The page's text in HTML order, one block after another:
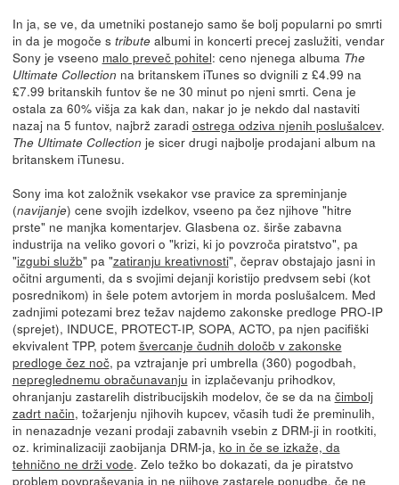
In ja, se ve, da umetniki postanejo samo še bolj popularni po smrti
in da je mogoče s tributealbumi in koncerti precej zaslužiti, vendar
Sony je vseeno malo preveč pohitel: ceno njenega albuma The
Ultimate Collection na britanskem iTunes so dvignili z £4.99 na
£7.99 britanskih funtov še ne 30 minut po njeni smrti. Cena je
ostala za 60% višja za kak dan, nakar jo je nekdo dal nastaviti
nazaj na 5 funtov, najbrž zaradi ostrega odziva njenih poslušalcev.
The Ultimate Collection je sicer drugi najbolje prodajani album na
britanskem iTunesu.
Sony ima kot založnik vsekakor vse pravice za spreminjanje
(navijanje) cene svojih izdelkov, vseeno pa čez njihove "hitre
prste" ne manjka komentarjev. Glasbena oz. širše zabavna
industrija na veliko govori o "krizi, ki jo povzroča piratstvo", pa
"izgubi služb" pa "zatiranju kreativnosti", čeprav obstajajo jasni in
očitni argumenti, da s svojimi dejanji koristijo predvsem sebi (kot
posrednikom) in šele potem avtorjem in morda poslušalcem. Med
zadnjimi potezami brez težav najdemo zakonske predloge PRO-IP
(sprejet), INDUCE, PROTECT-IP, SOPA, ACTO, pa njen pacifiški
ekvivalent TPP, potem švercanje čudnih določb v zakonske
predloge čez noč, pa vztrajanje pri umbrella (360) pogodbah,
nepreglednemu obračunavanju in izplačevanju prihodkov,
ohranjanju zastarelih distribucijskih modelov, če se da na čimbolj
zadrt način, tožarjenju njihovih kupcev, včasih tudi že preminulih,
in nenazadnje vezani prodaji zabavnih vsebin z DRM-ji in rootkiti,
oz. kriminalizaciji zaobijanja DRM-ja, ko in če se izkaže, da
tehnično ne drži vode. Zelo težko bo dokazati, da je piratstvo
problem povpraševanja in ne njihove zastarele ponudbe, če ne